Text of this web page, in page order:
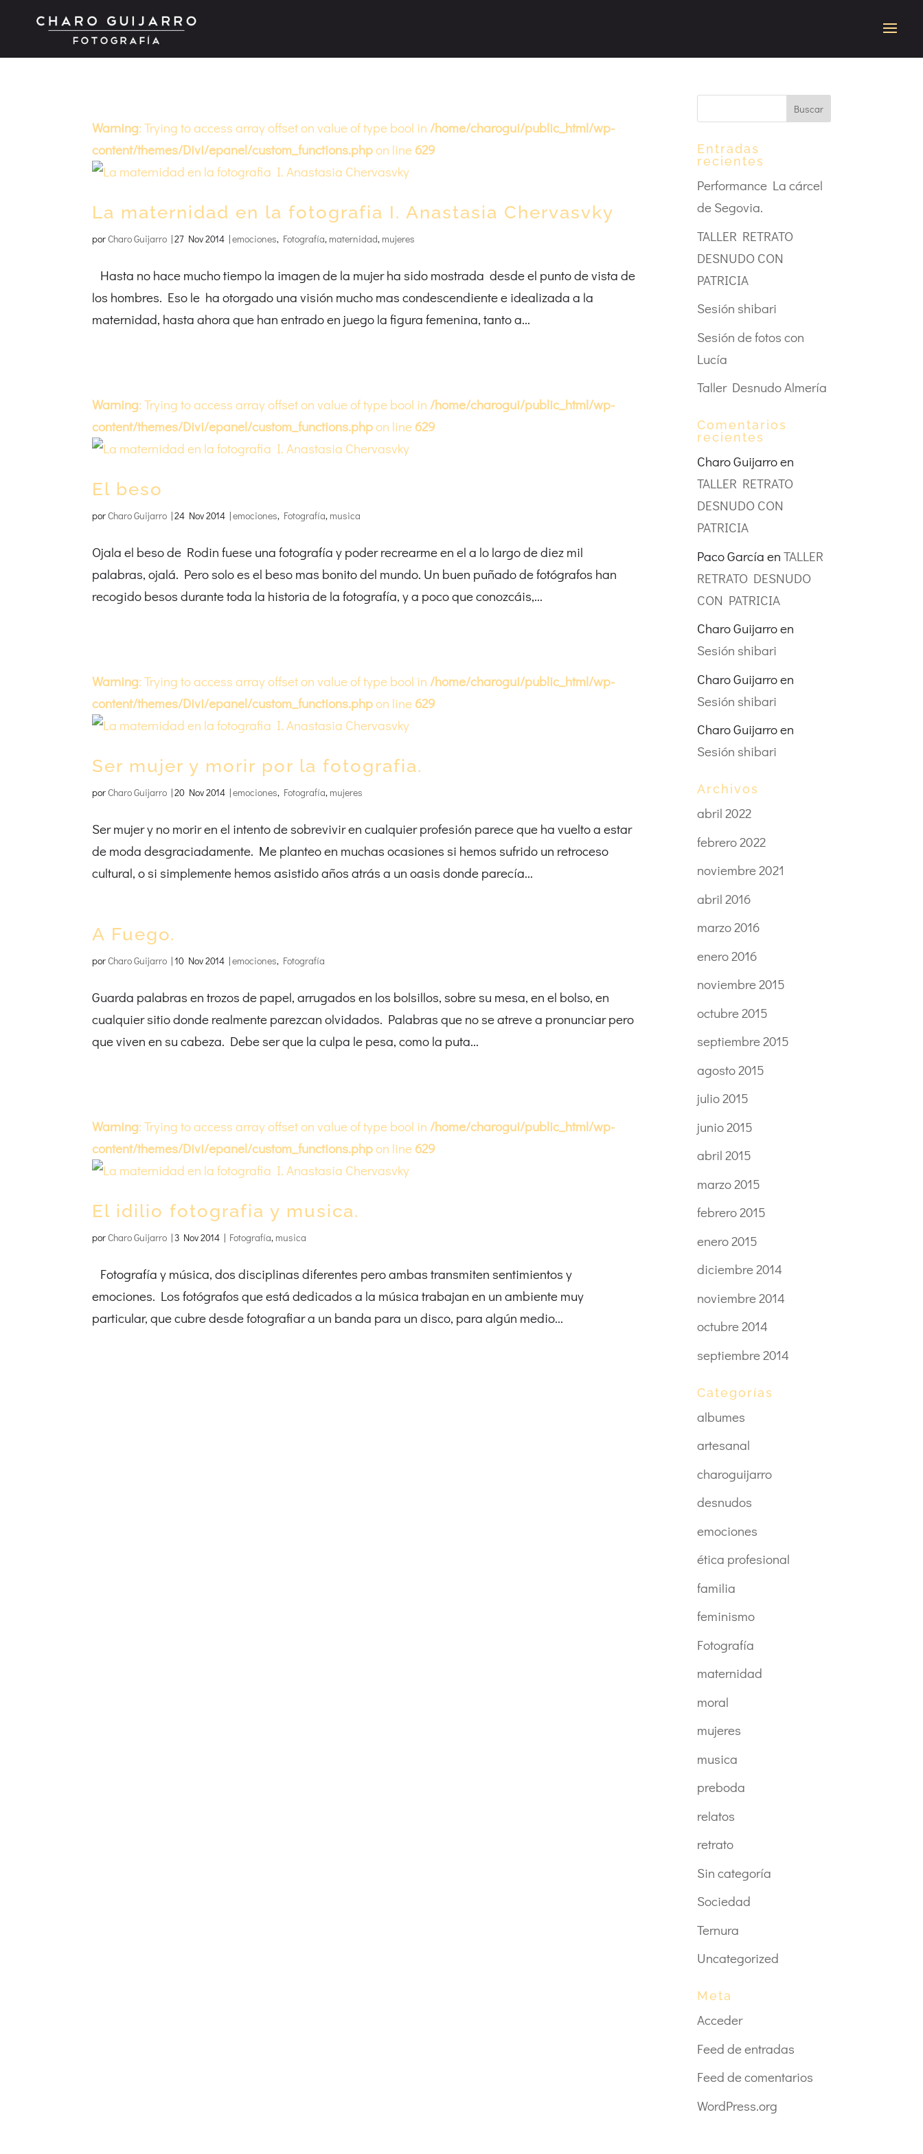
Warning: Trying to access array offset on value of type bool in/home/charogui/public_html/wp-
content/themes/Divi/epanel/custom_functions.phpon line 629
La maternidad en la fotografia I. Anastasia Chervasvky
porCharo Guijarro |27 Nov 2014 |emociones, Fotografía, maternidad, mujeres
Hasta no hace mucho tiempo la imagen de la mujer ha sido mostrada desde el punto de vista de
los hombres. Eso le ha otorgado una visión mucho mas condescendiente e idealizada a la
maternidad, hasta ahora que han entrado en juego la figura femenina, tanto a...
Warning: Trying to access array offset on value of type bool in/home/charogui/public_html/wp-
content/themes/Divi/epanel/custom_functions.phpon line 629
El beso
porCharo Guijarro |24 Nov 2014 |emociones, Fotografía, musica
Ojala el beso de Rodin fuese una fotografía y poder recrearme en el a lo largo de diez mil
palabras, ojalá. Pero solo es el beso mas bonito del mundo. Un buen puñado de fotógrafos han
recogido besos durante toda la historia de la fotografía, y a poco que conozcáis,...
Warning: Trying to access array offset on value of type bool in/home/charogui/public_html/wp-
content/themes/Divi/epanel/custom_functions.phpon line 629
Ser mujer y morir por la fotografia.
porCharo Guijarro |20 Nov 2014 |emociones, Fotografía, mujeres
Ser mujer y no morir en el intento de sobrevivir en cualquier profesión parece que ha vuelto a estar
de moda desgraciadamente. Me planteo en muchas ocasiones si hemos sufrido un retroceso
cultural, o si simplemente hemos asistido años atrás a un oasis donde parecía...
A Fuego.
porCharo Guijarro |10 Nov 2014 |emociones, Fotografía
Guarda palabras en trozos de papel, arrugados en los bolsillos, sobre su mesa, en el bolso, en
cualquier sitio donde realmente parezcan olvidados. Palabras que no se atreve a pronunciar pero
que viven en su cabeza. Debe ser que la culpa le pesa, como la puta...
Warning: Trying to access array offset on value of type bool in/home/charogui/public_html/wp-
content/themes/Divi/epanel/custom_functions.phpon line 629
El idilio fotografia y musica.
porCharo Guijarro | 3 Nov 2014 | Fotografía, musica
Fotografía y música, dos disciplinas diferentes pero ambas transmiten sentimientos y
emociones. Los fotógrafos que está dedicados a la música trabajan en un ambiente muy
particular, que cubre desde fotografiar a un banda para un disco, para algún medio...
Entradas
recientes
Performance La cárcel
de Segovia.
TALLER RETRATO
DESNUDO CON
PATRICIA
Sesión shibari
Sesión de fotos con
Lucía
Taller Desnudo Almería
Comentarios
recientes
Charo Guijarroen
TALLER RETRATO
DESNUDO CON
PATRICIA
Paco García enTALLER
RETRATO DESNUDO
CON PATRICIA
Charo Guijarroen
Sesión shibari
Charo Guijarroen
Sesión shibari
Charo Guijarroen
Sesión shibari
Archivos
abril 2022
febrero 2022
noviembre 2021
abril 2016
marzo 2016
enero 2016
noviembre 2015
octubre 2015
septiembre 2015
agosto 2015
julio 2015
junio 2015
abril 2015
marzo 2015
febrero 2015
enero 2015
diciembre 2014
noviembre 2014
octubre 2014
septiembre 2014
Categorías
albumes
artesanal
charoguijarro
desnudos
emociones
ética profesional
familia
feminismo
Fotografía
maternidad
moral
mujeres
musica
preboda
relatos
retrato
Sin categoría
Sociedad
Ternura
Uncategorized
Meta
Acceder
Feed de entradas
Feed de comentarios
WordPress.org